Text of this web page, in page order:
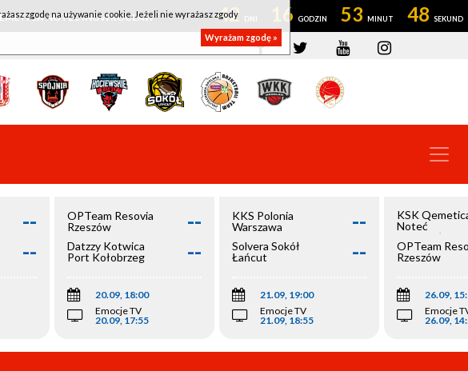
NOTEĆ INOWROCŁAW 42 16 53 47
--
--
OPTeam Resovia
Rzeszów
--
Datzzy Kotwica
Port Kołobrzeg
--
20.09, 18:00
Emocje TV
20.09, 17:55
KKS Polonia
Warszawa
--
Solvera Sokół
Łańcut
--
21.09, 19:00
Emocje TV
21.09, 18:55
KSK
Noteć
Inowrocław
OPTeam
Rzeszów
26.09,
Emocje
26.09,
zgodę na używanie cookie. Jeżeli nie wyrażasz zgody
Wyrażam zgodę »